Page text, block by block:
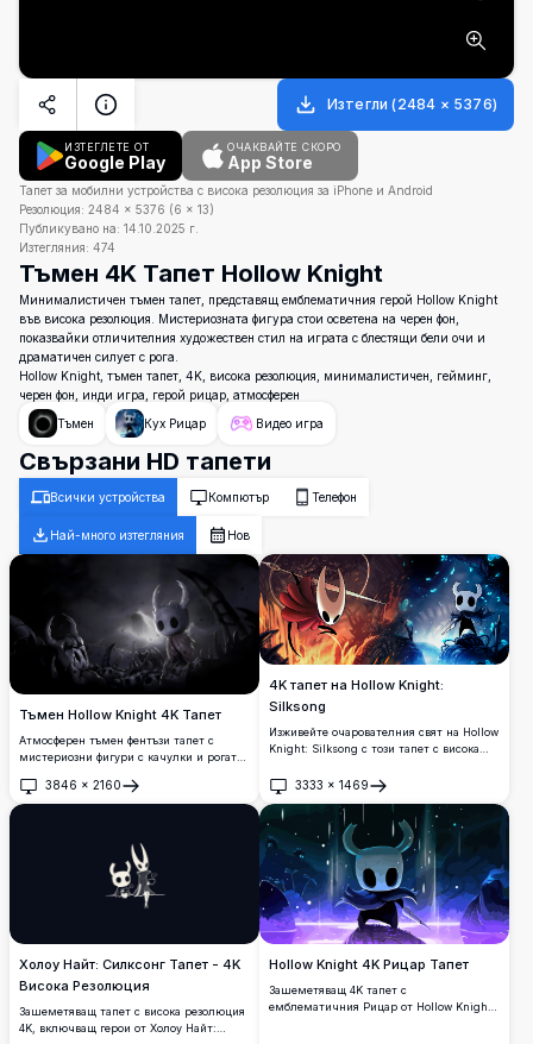
Изтегли (2484 × 5376)
ИЗТЕГЛЕТЕ ОТ
Google Play
ОЧАКВАЙТЕ СКОРО
App Store
Тапет за мобилни устройства с висока резолюция за iPhone и Android
Резолюция: 2484 × 5376 (6 × 13)
Публикувано на: 14.10.2025 г.
Изтегляния: 474
Тъмен 4K Тапет Hollow Knight
Минималистичен тъмен тапет, представящ емблематичния герой Hollow Knight
във висока резолюция. Мистериозната фигура стои осветена на черен фон,
показвайки отличителния художествен стил на играта с блестящи бели очи и
драматичен силует с рога.
Hollow Knight, тъмен тапет, 4K, висока резолюция, минималистичен, гейминг,
черен фон, инди игра, герой рицар, атмосферен
Тъмен
Кух Рицар Видео игра
Свързани HD тапети
Всички устройства Компютър Телефон
Най-много изтегляния Нов
Тъмен Hollow Knight 4K Тапет
Атмосферен тъмен фентъзи тапет с
мистериозни фигури с качулки и рогати
Високорезолюционно изкуство,
показващо драматично осветление и
създаване на потапяща, отвъдна
атмосфера на всеки дисплей.
3846 × 2160
Отвори
4K тапет на Hollow Knight:
Silksong
Изживейте очарователния свят на Hollow
Knight: Silksong с този тапет с висока
червени и сини царства, това
произведение на изкуството улавя
същността на атмосферата на играта,
показвайки емблематичните герои в
техния елемент, идеални както за
фенове, така и за геймъри.
3333 × 1469
Отвори
Холоу Найт: Силксонг Тапет - 4K
Висока Резолюция
Зашеметяващ тапет с висока резолюция
4K, включващ герои от Холоу Найт:
Hollow Knight 4K Рицар Тапет
Зашеметяващ 4K тапет с
емблематичния Рицар от Hollow Knight